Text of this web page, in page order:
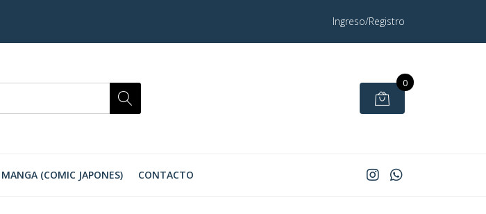
Ingreso/Registro
0
MANGA (COMIC JAPONES) CONTACTO